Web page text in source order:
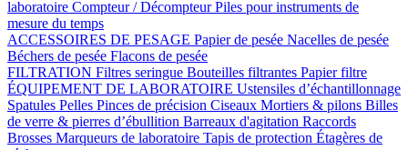
laboratoire Compteur / DécompteurPiles pour instruments de
mesure du temps
ACCESSOIRES DE PESAGE Papier de pesée Nacelles de pesée
Béchers de pesée Flacons de pesée
FILTRATION Filtres seringue Bouteilles filtrantes Papier filtre
ÉQUIPEMENT DE LABORATOIRE Ustensiles d’échantillonnage
Spatules Pelles Pinces de précision Ciseaux Mortiers & pilons Billes
de verre & pierres d’ébullition Barreaux d'agitation Raccords
Brosses Marqueurs de laboratoire Tapis de protection Étagères de